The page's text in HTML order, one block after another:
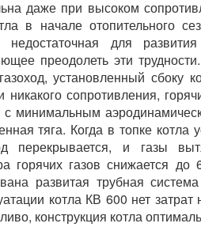
даже при высоком
в начале отопительного
недостаточная для
преодолеть эти
установленный сбоку
сопротивления,
с минимальным
тяга. Когда в топке
перекрывается, и газы
горячих газов снижается
развитая трубная
котла КВ 600 нет
конструкция котла